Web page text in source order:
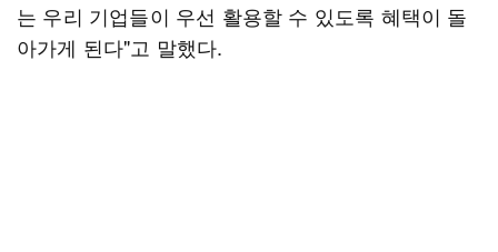
는 우리 기업들이 우선 활용할 수 있도록 혜택이 돌
아가게 된다"고 말했다.